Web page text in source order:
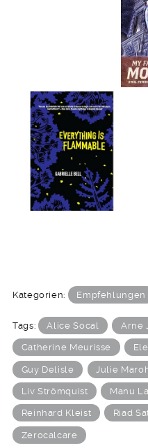
Kategorien: Empfehlungen
Tags: Alice Socal Arne
Catherine Meurisse
Guy Delisle Julie
Liv Strömquist Manu
Reinhard Kleist Riad
Zerocalcare